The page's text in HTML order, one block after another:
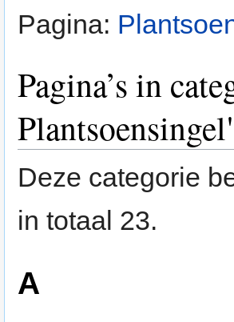
Pagina:
Pagina’s in
Deze categorie
in totaal 23.
A